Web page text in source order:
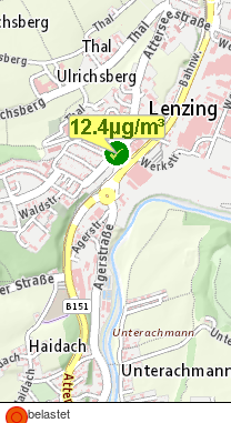
belastet